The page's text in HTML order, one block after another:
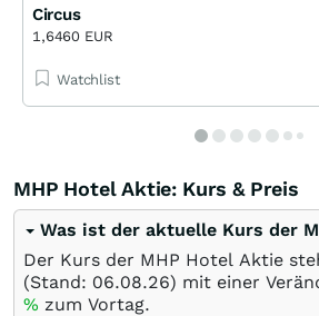
Circus
1,6460 EUR
Watchlist
MHP Hotel Aktie: Kurs & Preis
Was ist der aktuelle Kurs der
Der Kurs der MHP Hotel Aktie
(Stand: 06.08.26) mit einer
% zum Vortag.